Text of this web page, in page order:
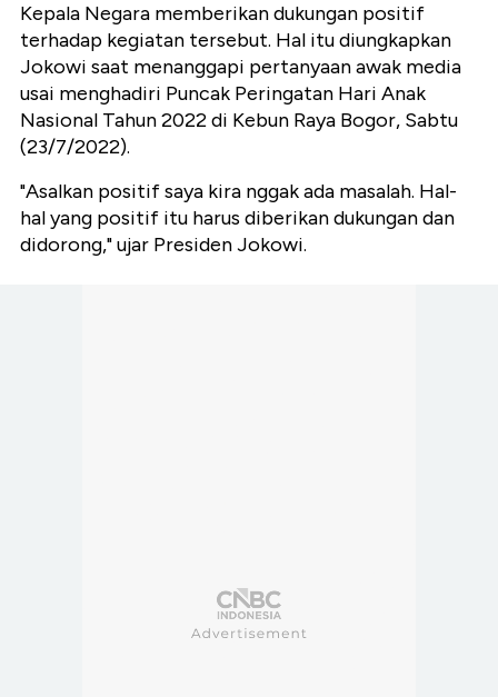
Kepala Negara memberikan dukungan positif
terhadap kegiatan tersebut. Hal itu diungkapkan
Jokowi saat menanggapi pertanyaan awak media
usai menghadiri Puncak Peringatan Hari Anak
Nasional Tahun 2022 di Kebun Raya Bogor, Sabtu
(23/7/2022).
"Asalkan positif saya kira nggak ada masalah. Hal-
hal yang positif itu harus diberikan dukungan dan
didorong," ujar Presiden Jokowi.